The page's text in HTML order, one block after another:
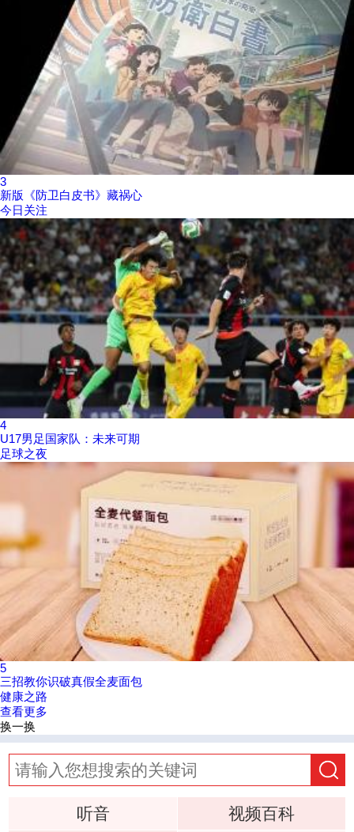
3
新版《防卫白皮书》藏祸心
今日关注
4
U17男足国家队：未来可期
足球之夜
5
三招教你识破真假全麦面包
健康之路
查看更多
换一换
听音 视频百科